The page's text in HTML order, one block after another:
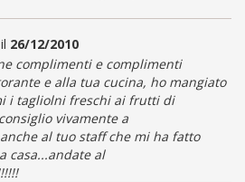
il 26/12/2010
complimenti e complimenti
e alla tua cucina, ho mangiato
i tagliolni freschi ai frutti di
vivamente a
al tuo staff che mi ha fatto
casa...andate al